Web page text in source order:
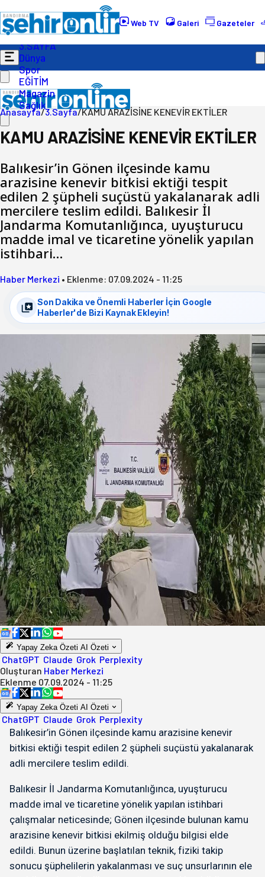
Web TV Galeri Gazeteler
Gündem
Ekonomi
Politika
3.SAYFA
Dünya
Spor
EĞİTİM
Magazin
Sağlık
Anasayfa/3.Sayfa/KAMU ARAZİSİNE KENEVİR EKTİLER
KAMU ARAZİSİNE KENEVİR EKTİLER
Balıkesir’in Gönen ilçesinde kamu
arazisine kenevir bitkisi ektiği tespit
edilen 2 şüpheli suçüstü yakalanarak adli
mercilere teslim edildi. Balıkesir İl
Jandarma Komutanlığınca, uyuşturucu
madde imal ve ticaretine yönelik yapılan
istihbari…
Haber Merkezi • Eklenme: 07.09.2024 - 11:25
Son Dakika ve Önemli Haberler İçin Google
Haberler'de Bizi Kaynak Ekleyin!
Yapay Zeka Özeti AI Özeti
ChatGPT Claude Grok Perplexity
Oluşturan Haber Merkezi
Eklenme 07.09.2024 - 11:25
Yapay Zeka Özeti AI Özeti
ChatGPT Claude Grok Perplexity
Balıkesir’in Gönen ilçesinde kamu arazisine kenevir
bitkisi ektiği tespit edilen 2 şüpheli suçüstü yakalanarak
adli mercilere teslim edildi.
Balıkesir İl Jandarma Komutanlığınca, uyuşturucu
madde imal ve ticaretine yönelik yapılan istihbari
çalışmalar neticesinde; Gönen ilçesinde bulunan kamu
arazisine kenevir bitkisi ekilmiş olduğu bilgisi elde
edildi. Bunun üzerine başlatılan teknik, fiziki takip
sonucu şüphelilerin yakalanması ve suç unsurlarının ele